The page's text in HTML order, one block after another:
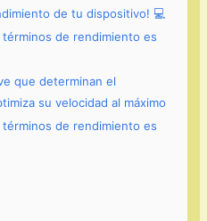
de tu dispositivo! 💻
de rendimiento es
que determinan el
su velocidad al máximo
de rendimiento es